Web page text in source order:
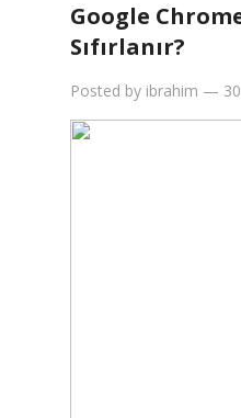
Google
Sıfırlanır?
Posted by ibrahim —